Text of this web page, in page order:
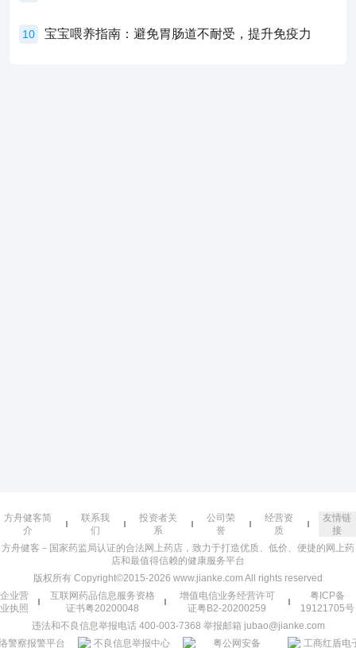
10 宝宝喂养指南：避免胃肠道不耐受，提升免疫力
方舟健客简
介
联系我
们
投资者关
系
公司荣
誉
经营资
质
友情链
接
方舟健客－国家药监局认证的合法网上药店，致力于打造优质、低价、便捷的网上药
店和最值得信赖的健康服务平台
版权所有 Copyright©2015-2026 www.jianke.com All rights reserved
企业营
业执照
互联网药品信息服务资格
证书粤20200048
增值电信业务经营许可
证粤B2-20200259
粤ICP备
19121705号
违法和不良信息举报电话 400-003-7368 举报邮箱 jubao@jianke.com